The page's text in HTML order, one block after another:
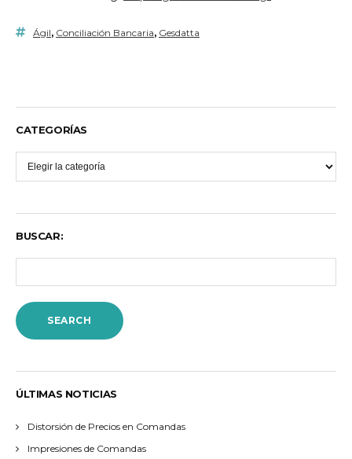
Ágil, Conciliación Bancaria, Gesdatta
CATEGORÍAS
BUSCAR:
ÚLTIMAS NOTICIAS
Distorsión de Precios en Comandas
Impresiones de Comandas
gesdatta.com